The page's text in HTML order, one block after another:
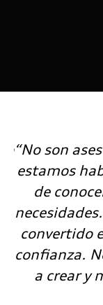
“No son
estamos
de
convertido
confianza.
a crear y